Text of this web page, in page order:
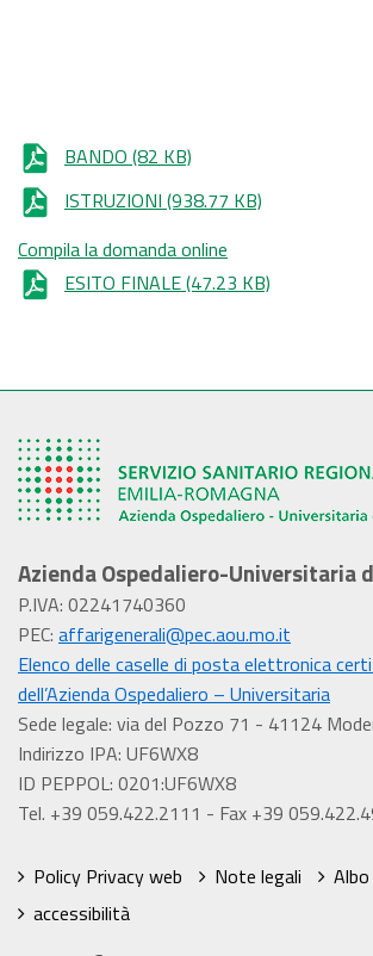
BANDO (82 KB)
ISTRUZIONI (938.77 KB)
Compila la domanda online
ESITO FINALE(47.23 KB)
Azienda Ospedaliero-Universitaria
P.IVA: 02241740360
PEC: affarigenerali@pec.aou.mo.it
Elenco delle caselle di posta elettronica
dell’Azienda Ospedaliero – Universitaria
Sede legale: via del Pozzo 71 - 41124
Indirizzo IPA: UF6WX8
ID PEPPOL: 0201:UF6WX8
Tel. +39 059.422.2111 - Fax +39
Policy Privacy web Note legali
accessibilità